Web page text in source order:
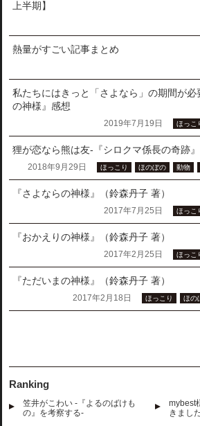
上半期】
熱量がすごい記事まとめ
私たちにはきっと「さよなら」の期間が必
の神様』感想
2019年7月19日 ほっこ
狸が恋なら熊は友-『シロクマ係長の奇跡
2018年9月29日 ほっこり ほのぼの 動物
『さよならの神様』（鈴森丹子 著）
2017年7月25日 ほっこ
『おかえりの神様』（鈴森丹子 著）
2017年2月25日 ほっこ
『ただいまの神様』（鈴森丹子 著）
2017年2月18日 ほっこり ほの
Ranking
笠井がこわい -『よるのばけも
の』を考察する-
mybest
きまし